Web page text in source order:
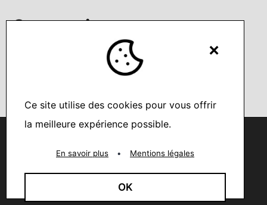
Categories
Célébrités et leurs montres
Fabricant de montres
Horloges murales
Réveils
×
Ce site utilise des cookies pour vous offrir
la meilleure expérience possible.
En savoir plus • Mentions légales
OK
Nous utilisons des cookies pour vous offrir la meilleure
You can find out more about which cookies we are using or